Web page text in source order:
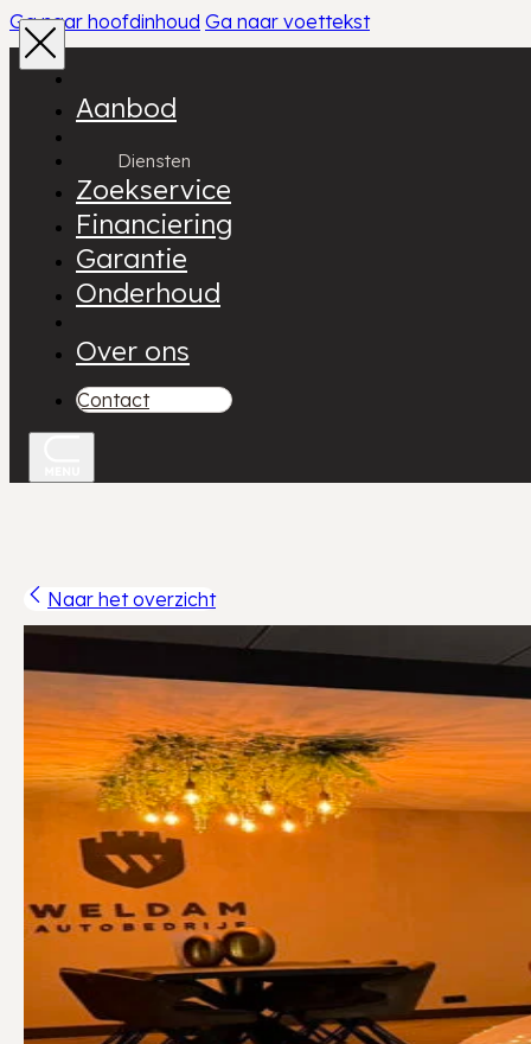
Ga naar hoofdinhoud Ga naar voettekst
Aanbod
Diensten
Zoekservice
Financiering
Garantie
Onderhoud
Over ons
Contact
Naar het overzicht